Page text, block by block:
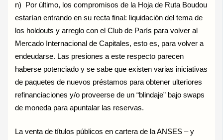
n) Por último, los compromisos de la Hoja de Ruta Boudou
estarían entrando en su recta final: liquidación del tema de
los holdouts y arreglo con el Club de París para volver al
Mercado Internacional de Capitales, esto es, para volver a
endeudarse. Las presiones a este respecto parecen
haberse potenciado y se sabe que existen varias iniciativas
de paquetes de nuevos préstamos para obtener ulteriores
refinanciaciones y/o proveerse de un “blindaje” bajo swaps
de moneda para apuntalar las reservas.
La venta de títulos públicos en cartera de la ANSES – y